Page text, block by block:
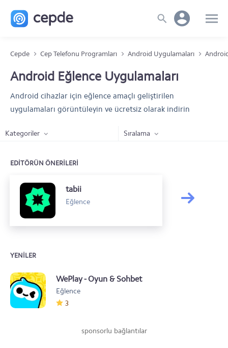
Cepde Cep Telefonu Programları Android Uygulamaları
Android Eğlence Uygulamaları
Android cihazlar için eğlence amaçlı geliştirilen
uygulamaları görüntüleyin ve ücretsiz olarak indirin
Kategoriler Sıralama
EDİTÖRÜN ÖNERİLERİ
tabii
Eğlence
YENILER
WePlay - Oyun & Sohbet
Eğlence
3
sponsorlu bağlantılar